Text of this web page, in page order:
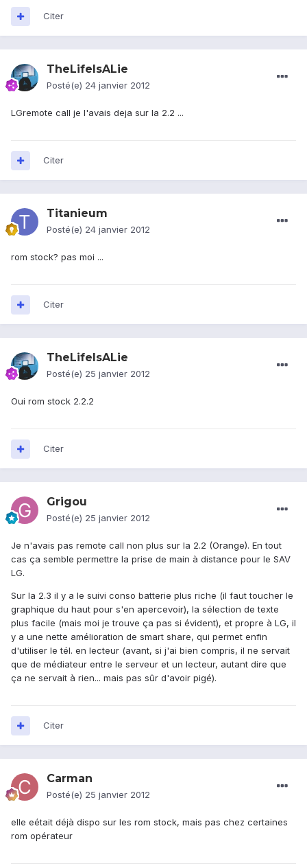
Citer
TheLifeIsALie
Posté(e) 24 janvier 2012
LGremote call je l'avais deja sur la 2.2 ...
Citer
Titanieum
Posté(e) 24 janvier 2012
rom stock? pas moi ...
Citer
TheLifeIsALie
Posté(e) 25 janvier 2012
Oui rom stock 2.2.2
Citer
Grigou
Posté(e) 25 janvier 2012
Je n'avais pas remote call non plus sur la 2.2 (Orange). En tout
cas ça semble permettre la prise de main à distance pour le SAV
LG.
Sur la 2.3 il y a le suivi conso batterie plus riche (il faut toucher le
graphique du haut pour s'en apercevoir), la sélection de texte
plus facile (mais moi je trouve ça pas si évident), et propre à LG, il
y a une nette amélioration de smart share, qui permet enfin
d'utiliser le tél. en lecteur (avant, si j'ai bien compris, il ne servait
que de médiateur entre le serveur et un lecteur, autant dire que
ça ne servait à rien... mais pas sûr d'avoir pigé).
Citer
Carman
Posté(e) 25 janvier 2012
elle eétait déjà dispo sur les rom stock, mais pas chez certaines
rom opérateur